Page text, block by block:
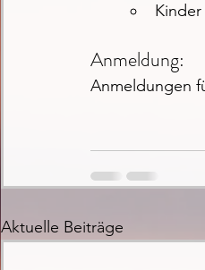
Anmeldung:
Anmeldungen
Aktuelle Beiträge